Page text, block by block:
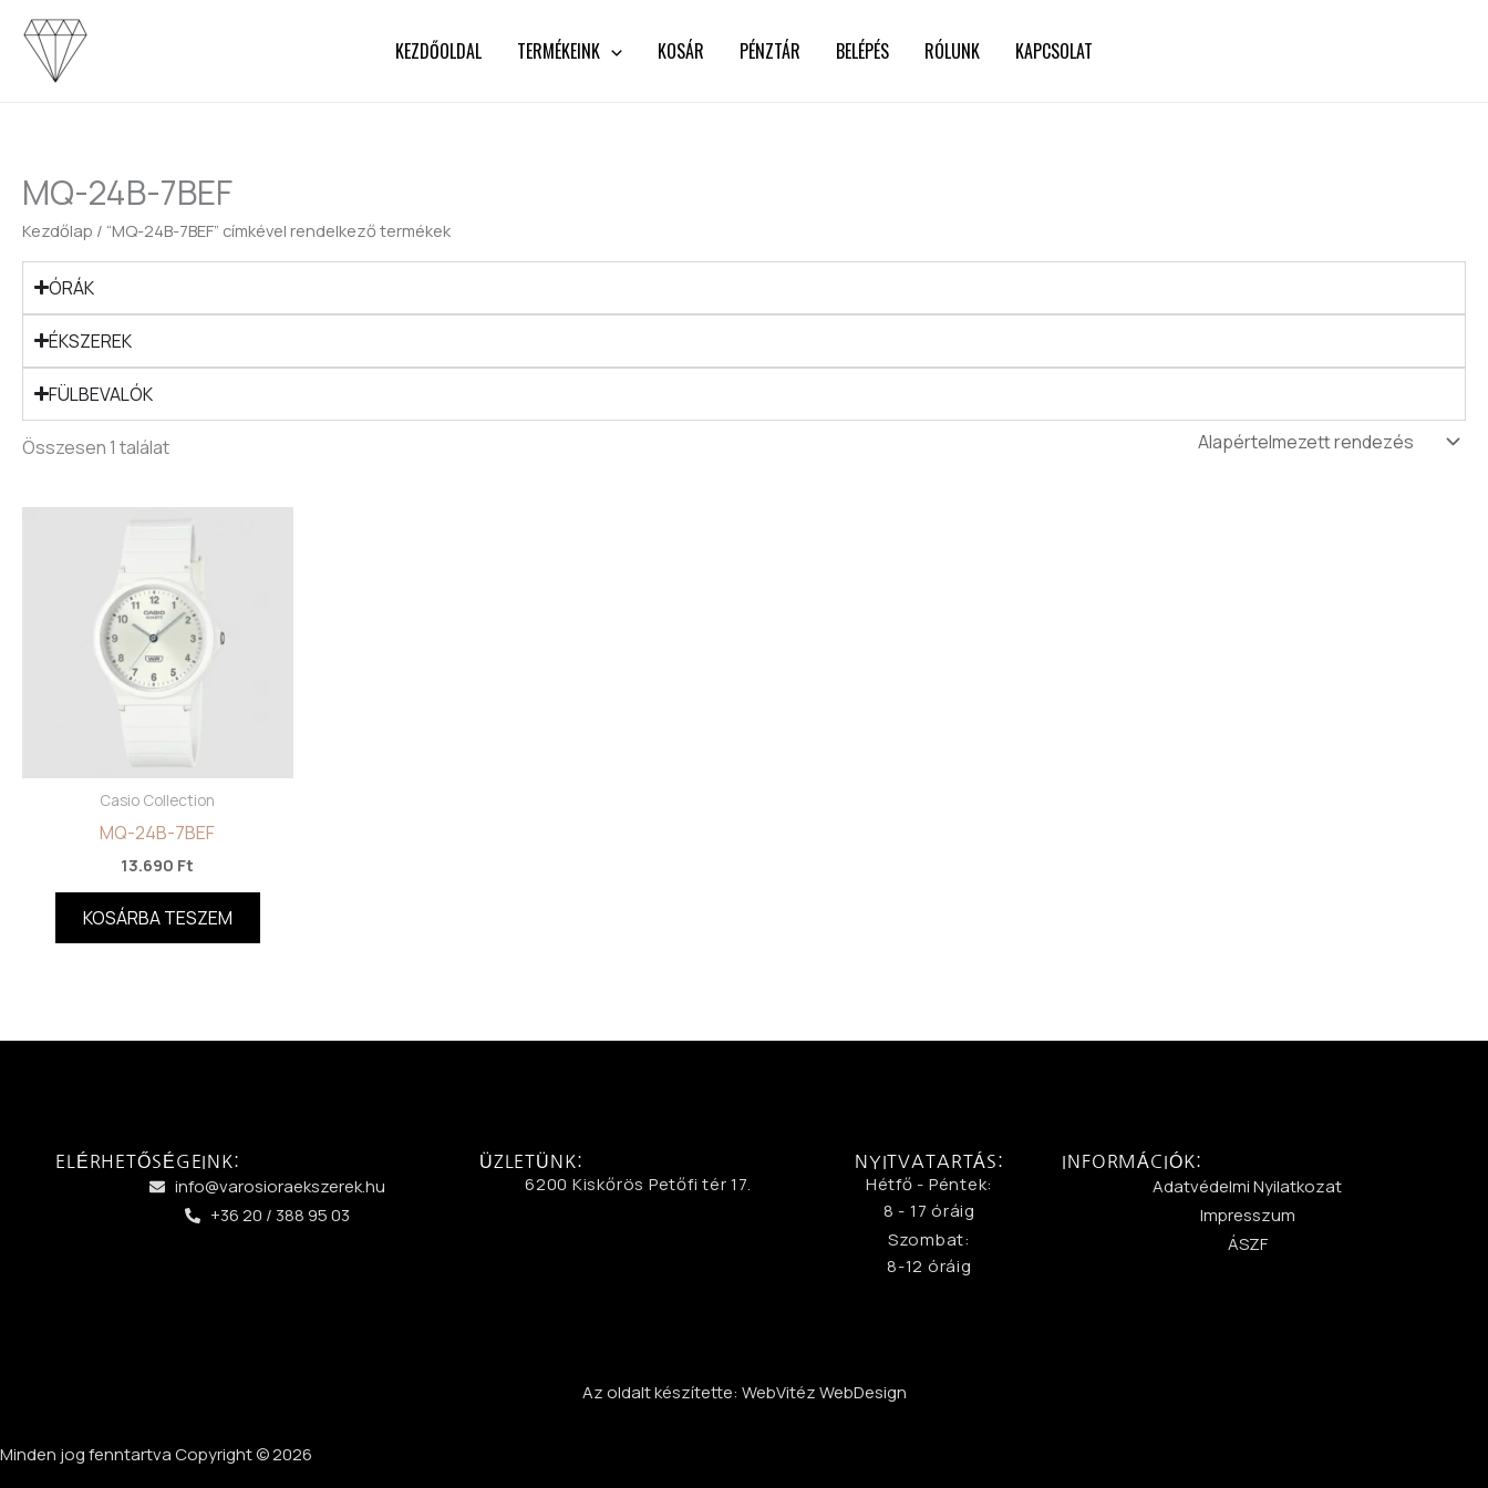
Skip
content
KEZDŐOLDAL TERMÉKEINK KOSÁR PÉNZTÁR BELÉPÉS RÓLUNK KAPCSOLAT
MQ-24B-7BEF
Kezdőlap / “MQ-24B-7BEF” címkével rendelkező termékek
ÓRÁK
ÉKSZEREK
FÜLBEVALÓK
Összesen 1 találat
Casio Collection
MQ-24B-7BEF
13.690 Ft
KOSÁRBA TESZEM
ELÉRHETŐSÉGEINK:
info@varosioraekszerek.hu
+36 20 / 388 95 03
ÜZLETÜNK:
6200 Kiskőrös Petőfi tér 17.
NYITVATARTÁS:
Hétfő - Péntek:
8 - 17 óráig
Szombat:
8-12 óráig
INFORMÁCIÓK:
Adatvédelmi Nyilatkozat
Impresszum
ÁSZF
Az oldalt készítette: WebVitéz WebDesign
Minden jog fenntartva Copyright © 2026